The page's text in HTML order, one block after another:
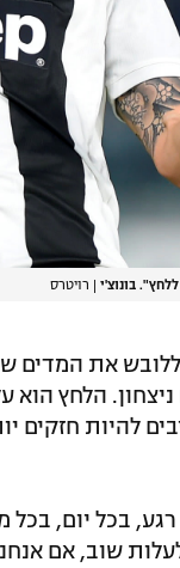
בונוצ'י | רויטרס
את המדים
הלחץ
להיות
רגע, בכל יום,
שוב, אם